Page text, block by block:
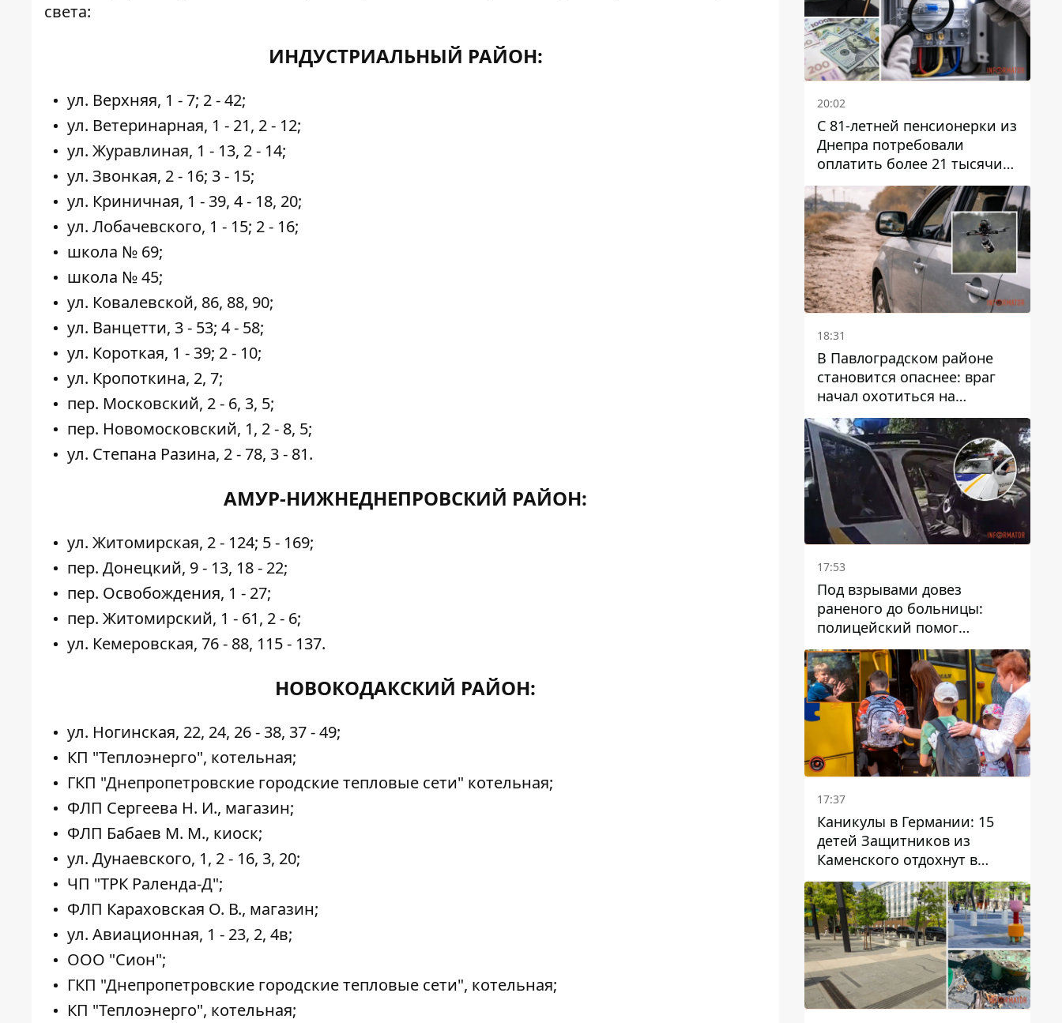
света:
ИНДУСТРИАЛЬНЫЙ РАЙОН:
ул. Верхняя, 1 - 7; 2 - 42;
ул. Ветеринарная, 1 - 21, 2 - 12;
ул. Журавлиная, 1 - 13, 2 - 14;
ул. Звонкая, 2 - 16; 3 - 15;
ул. Криничная, 1 - 39, 4 - 18, 20;
ул. Лобачевского, 1 - 15; 2 - 16;
школа № 69;
школа № 45;
ул. Ковалевской, 86, 88, 90;
ул. Ванцетти, 3 - 53; 4 - 58;
ул. Короткая, 1 - 39; 2 - 10;
ул. Кропоткина, 2, 7;
пер. Московский, 2 - 6, 3, 5;
пер. Новомосковский, 1, 2 - 8, 5;
ул. Степана Разина, 2 - 78, 3 - 81.
АМУР-НИЖНЕДНЕПРОВСКИЙ РАЙОН:
ул. Житомирская, 2 - 124; 5 - 169;
пер. Донецкий, 9 - 13, 18 - 22;
пер. Освобождения, 1 - 27;
пер. Житомирский, 1 - 61, 2 - 6;
ул. Кемеровская, 76 - 88, 115 - 137.
НОВОКОДАКСКИЙ РАЙОН:
ул. Ногинская, 22, 24, 26 - 38, 37 - 49;
КП "Теплоэнерго", котельная;
ГКП "Днепропетровские городские тепловые сети" котельная;
ФЛП Сергеева Н. И., магазин;
ФЛП Бабаев М. М., киоск;
ул. Дунаевского, 1, 2 - 16, 3, 20;
ЧП "ТРК Раленда-Д";
ФЛП Караховская О. В., магазин;
ул. Авиационная, 1 - 23, 2, 4в;
ООО "Сион";
ГКП "Днепропетровские городские тепловые сети", котельная;
КП "Теплоэнерго", котельная;
20:02
С 81-летней пенсионерки из
Днепра потребовали
оплатить более 21 тысячи
гривен за "вмешательство в
работу счетчика"
18:31
В Павлоградском районе
становится опаснее: враг
начал охотиться на
гражданский и военный
транспорт
17:53
Под взрывами довез
раненого до больницы:
полицейский помог
пострадавшему после атаки
на Каменский район
17:37
Каникулы в Германии: 15
детей Защитников из
Каменского отдохнут в
Вуппертале